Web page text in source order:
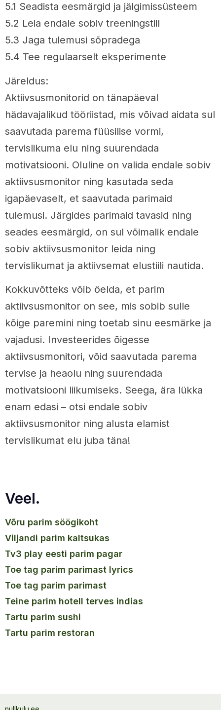
5.1 Seadista eesmärgid ja jälgimissüsteem
5.2 Leia endale sobiv treeningstiil
5.3 Jaga tulemusi sõpradega
5.4 Tee regulaarselt eksperimente
Järeldus:
Aktiivsusmonitorid on tänapäeval
hädavajalikud tööriistad, mis võivad aidata sul
saavutada parema füüsilise vormi,
tervislikuma elu ning suurendada
motivatsiooni. Oluline on valida endale sobiv
aktiivsusmonitor ning kasutada seda
igapäevaselt, et saavutada parimaid
tulemusi. Järgides parimaid tavasid ning
seades eesmärgid, on sul võimalik endale
sobiv aktiivsusmonitor leida ning
tervislikumat ja aktiivsemat elustiili nautida.
Kokkuvõtteks võib öelda, et parim
aktiivsusmonitor on see, mis sobib sulle
kõige paremini ning toetab sinu eesmärke ja
vajadusi. Investeerides õigesse
aktiivsusmonitori, võid saavutada parema
tervise ja heaolu ning suurendada
motivatsiooni liikumiseks. Seega, ära lükka
enam edasi – otsi endale sobiv
aktiivsusmonitor ning alusta elamist
tervislikumat elu juba täna!
Veel.
võru parim söögikoht
viljandi parim kaltsukas
tv3 play eesti parim pagar
toe tag parim parimast lyrics
toe tag parim parimast
teine parim hotell terves indias
tartu parim sushi
tartu parim restoran